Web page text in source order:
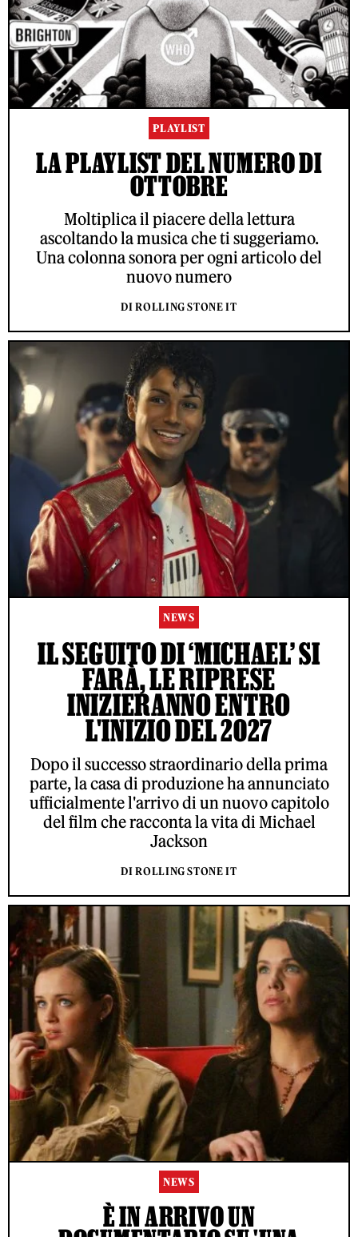
PLAYLIST
LA PLAYLIST DEL NUMERO DI
OTTOBRE
Moltiplica il piacere della lettura
ascoltando la musica che ti suggeriamo.
Una colonna sonora per ogni articolo del
nuovo numero
DI ROLLING STONE IT
NEWS
IL SEGUITO DI ‘MICHAEL’ SI
FARÀ, LE RIPRESE
INIZIERANNO ENTRO
L'INIZIO DEL 2027
Dopo il successo straordinario della prima
parte, la casa di produzione ha annunciato
ufficialmente l'arrivo di un nuovo capitolo
del film che racconta la vita di Michael
Jackson
DI ROLLING STONE IT
NEWS
È IN ARRIVO UN